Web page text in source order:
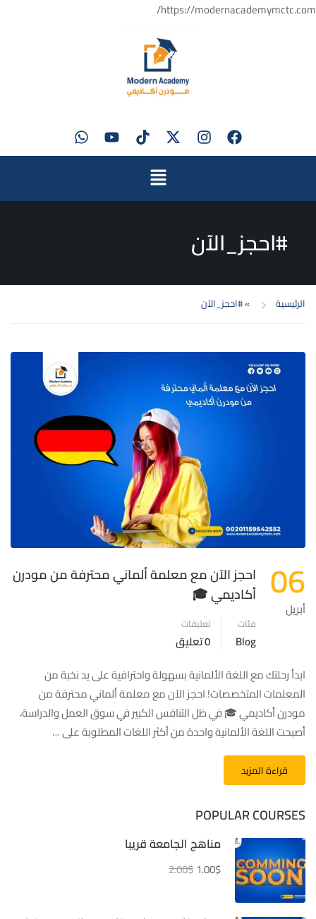
https://modernacademymctc.com/
#احجز_الآن
الرئيسية »#احجز_الآن
06
أبريل
احجز الآن مع معلمة ألماني محترفة من مودرن
أكاديمي 🎓
فئات
Blog
تعليقات
0 تعليق
ابدأ رحلتك مع اللغة الألمانية بسهولة واحترافية على يد نخبة من
المعلمات المتخصصات! احجز الآن مع معلمة ألماني محترفة من
مودرن أكاديمي 🎓 في ظل التنافس الكبير في سوق العمل والدراسة،
أصبحت اللغة الألمانية واحدة من أكثر اللغات المطلوبة على …
قراءة المزيد
POPULAR COURSES
مناهج الجامعة قريبا
2.00$1.00$